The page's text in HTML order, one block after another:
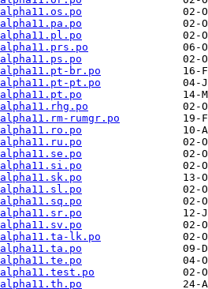
br.po
pt.po
rumgr.po
lk.po